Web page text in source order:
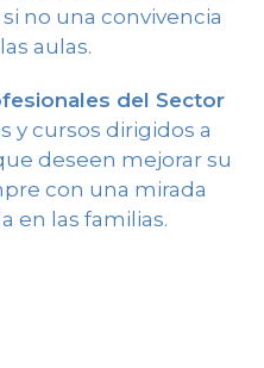
no una convivencia
aulas.
del Sector
y cursos dirigidos a
deseen mejorar su
con una mirada
en las familias.